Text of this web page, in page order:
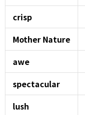
crisp
Mother Nature
awe
spectacular
lush